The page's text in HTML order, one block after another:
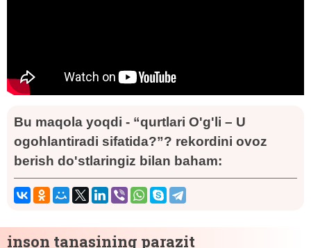
Bu maqola yoqdi - “qurtlari O'g'li – U
ogohlantiradi sifatida?”? rekordini ovoz
berish do'stlaringiz bilan baham:
inson tanasining parazit